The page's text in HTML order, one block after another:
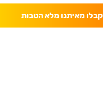
קבלו מאיתנו מלא הטבות